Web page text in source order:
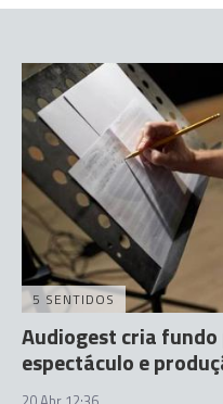
5 SENTIDOS
Audiogest cria
espectáculo e